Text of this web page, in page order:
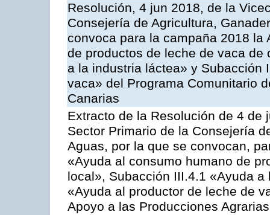
Resolución, 4 jun 2018, de la
Consejería de Agricultura,
convoca para la campaña 2018
de productos de leche de vaca
a la industria láctea» y Subacción
vaca» del Programa Comunitario
Canarias
Extracto de la Resolución de 4
Sector Primario de la Consejería
Aguas, por la que se convocan,
«Ayuda al consumo humano de
local», Subacción III.4.1 «Ayuda
«Ayuda al productor de leche de
Apoyo a las Producciones